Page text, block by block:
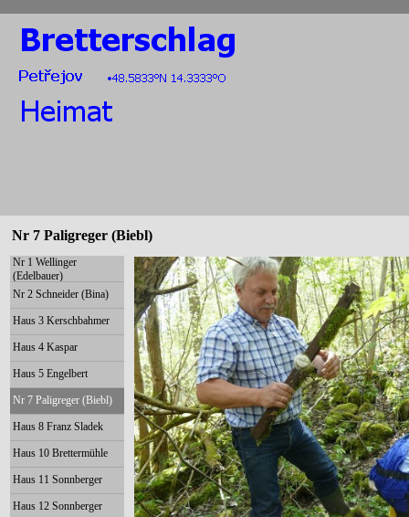
Nr 7 Paligreger (Biebl)
Nr 1 Wellinger
(Edelbauer)
Nr 2 Schneider (Bina)
Haus 3 Kerschbahmer
Haus 4 Kaspar
Haus 5 Engelbert
Nr 7 Paligreger (Biebl)
Haus 8 Franz Sladek
Haus 10 Brettermühle
Haus 11 Sonnberger
Haus 12 Sonnberger